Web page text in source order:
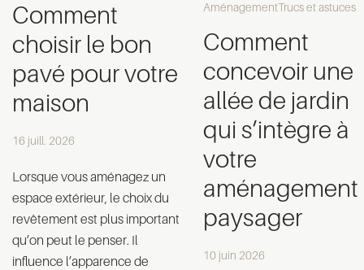
Comment
choisir le bon
pavé pour votre
maison
16 juill. 2026
Lorsque vous aménagez un
espace extérieur, le choix du
revêtement est plus important
qu’on peut le penser. Il
influence l’apparence de
AménagementTrucs et astuces
Comment
concevoir une
allée de jardin
qui s’intègre à
votre
aménagement
paysager
10 juin 2026